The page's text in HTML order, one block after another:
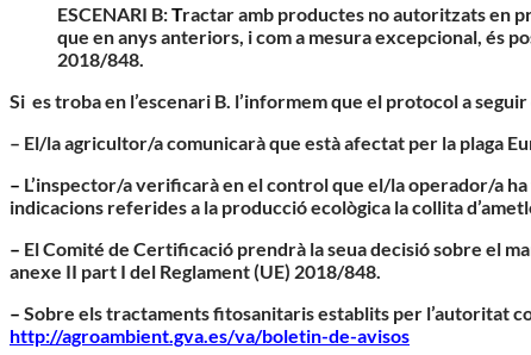
ESCENARI B:Tractar amb productes no autoritzats en
que en anys anteriors, i com a mesura excepcional, és
2018/848.
Si es troba en l’escenari B. l’informem que el protocol a
– El/la agricultor/a comunicarà que està afectat per la plaga
– L’inspector/a verificarà en el control que el/la operador/a
indicacions referides a la producció ecològica la collita
– El Comité de Certificació prendrà la seua decisió sobre el
anexe II part I del Reglament (UE) 2018/848.
– Sobre els tractaments fitosanitaris establits per l’autoritat
http://agroambient.gva.es/va/boletin-de-avisos